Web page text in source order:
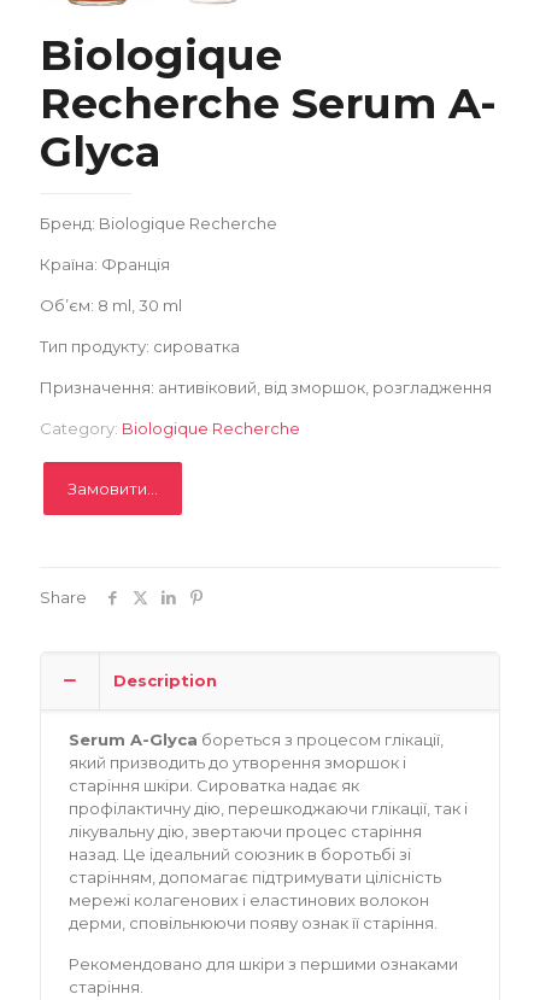
Biologique
Recherche Serum A-
Glyca
Бренд: Biologique Recherche
Країна: Франція
Об’єм: 8 ml, 30 ml
Тип продукту: сироватка
Призначення: антивіковий, від зморшок, розгладження
Category: Biologique Recherche
Замовити...
Share
Description
Serum A-Glyca бореться з процесом глікації,
який призводить до утворення зморшок і
старіння шкіри. Сироватка надає як
профілактичну дію, перешкоджаючи глікації, так і
лікувальну дію, звертаючи процес старіння
назад. Це ідеальний союзник в боротьбі зі
старінням, допомагає підтримувати цілісність
мережі колагенових і еластинових волокон
дерми, сповільнюючи появу ознак її старіння.
Рекомендовано для шкіри з першими ознаками
старіння.
Записатися